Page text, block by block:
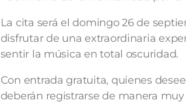
La cita será el domingo 26 de
disfrutar de una extraordinaria
sentir la música en total oscuridad.
Con entrada gratuita, quienes
deberán registrarse de manera